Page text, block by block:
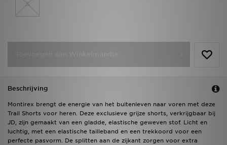
S
Beschrijving
Montirex brengt de energie van het buitenleven naar voren met deze
Trail Shorts voor heren. Deze exclusieve grijze shorts, verkrijgbaar bij
JD, zijn gemaakt van een gladde, elastische geweven stof. Licht en
luchtig, met een elastische tailleband en een trekkoord voor een
perfecte pasvorm. De splitten aan de zijkant zorgen voor extra